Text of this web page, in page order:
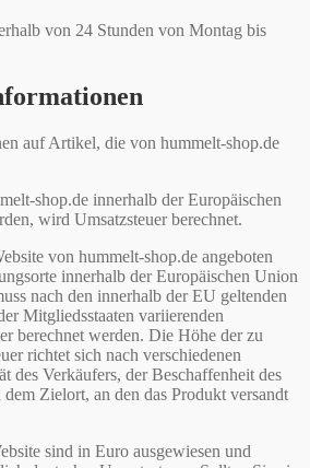
von 24 Stunden von Montag bis
auf Artikel, die von hummelt-shop.de
shop.de innerhalb der Europäischen
wird Umsatzsteuer berechnet.
von hummelt-shop.de angeboten
innerhalb der Europäischen Union
nach den innerhalb der EU geltenden
Mitgliedsstaaten variierenden
berechnet werden. Die Höhe der zu
richtet sich nach verschiedenen
des Verkäufers, der Beschaffenheit des
Zielort, an den das Produkt versandt
sind in Euro ausgewiesen und